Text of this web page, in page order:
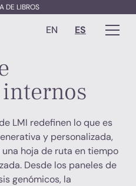
DE LIBROS
EN ES
LMI redefinen lo que es
y personalizada,
hoja de ruta en tiempo
Desde los paneles de
genómicos, la